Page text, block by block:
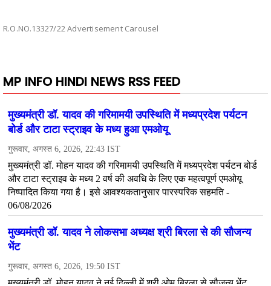
R.O.NO.13327/22 Advertisement Carousel
MP INFO HINDI NEWS RSS FEED